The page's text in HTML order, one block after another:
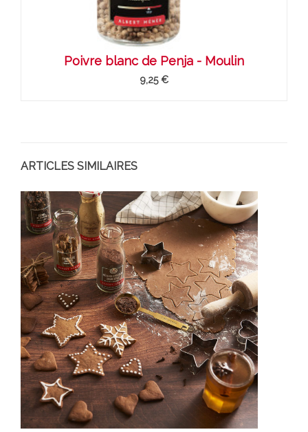
Poivre blanc de Penja - Moulin
9,25 €
ARTICLES SIMILAIRES